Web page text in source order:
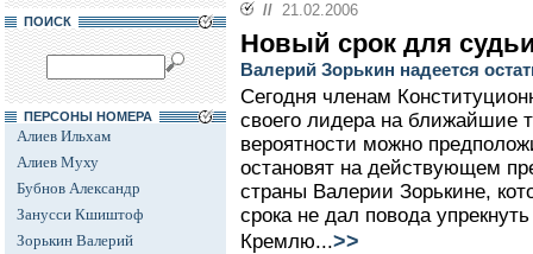
ПОИСК
ПЕРСОНЫ НОМЕРА
Алиев Ильхам
Алиев Муху
Бубнов Александр
Занусси Кшиштоф
Зорькин Валерий
// 21.02.2006
Новый срок для
Валерий Зорькин надеется
Сегодня членам
своего лидера на ближайшие
вероятности можно
остановят на действующем
страны Валерии Зорькине,
срока не дал повода
Кремлю...>>